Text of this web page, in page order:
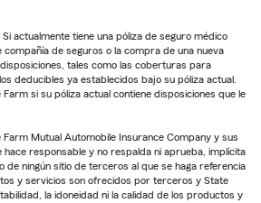
Si actualmente tiene una póliza de seguro médico
de seguros o la compra de una nueva
tales como las coberturas para
deducibles ya establecidos bajo su póliza actual.
si su póliza actual contiene disposiciones que le
Mutual Automobile Insurance Company y sus
hace responsable y no respalda ni aprueba, implícita
de ningún sitio de terceros al que se haga referencia
y servicios son ofrecidos por terceros y State
la idoneidad ni la calidad de los productos y